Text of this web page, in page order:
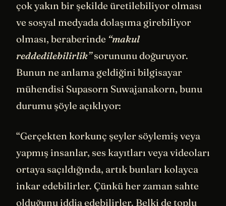
çok yakın bir şekilde üretilebiliyor olması
ve sosyal medyada dolaşıma girebiliyor
olması, beraberinde “makul
reddedilebilirlik”sorununu doğuruyor.
Bunun ne anlama geldiğini bilgisayar
mühendisi Supasorn Suwajanakorn, bunu
durumu şöyle açıklıyor:
“Gerçekten korkunç şeyler söylemiş veya
yapmış insanlar, ses kayıtları veya videoları
ortaya saçıldığında, artık bunları kolayca
inkar edebilirler. Çünkü her zaman sahte
olduğunu iddia edebilirler. Belki de toplu